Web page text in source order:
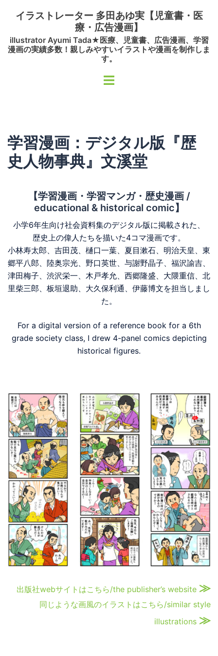
イラストレーター 多田あゆ実【児童書・医
療・広告漫画】
illustrator Ayumi Tada★医療、児童書、広告漫画、学習
漫画の実績多数！親しみやすいイラストや漫画を制作しま
す。
ト
ュ
ー
学習漫画：デジタル版『歴
史人物事典』文溪堂
【学習漫画・学習マンガ・歴史漫画 /
educational & historical comic】
小学6年生向け社会資料集のデジタル版に掲載された、
歴史上の偉人たちを描いた4コマ漫画です。
小林寿太郎、吉田茂、樋口一葉、夏目漱石、明治天皇、東
郷平八郎、陸奥宗光、野口英世、与謝野晶子、福沢諭吉、
津田梅子、渋沢栄一、木戸孝允、西郷隆盛、大隈重信、北
里柴三郎、板垣退助、大久保利通、伊藤博文を担当しまし
た。
For a digital version of a reference book for a 6th
grade society class, I drew 4-panel comics depicting
historical figures.
出版社webサイトはこちら/the publisher’s website ≫
同じような画風のイラストはこちら/similar style
illustrations ≫